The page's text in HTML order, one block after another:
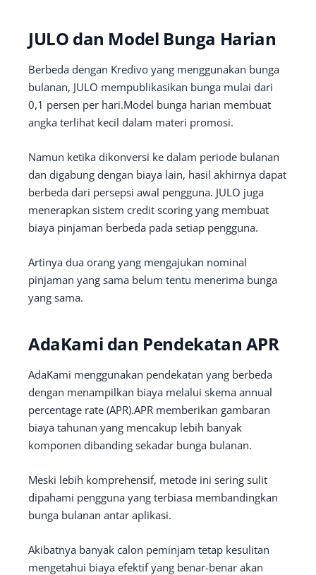
JULO dan Model Bunga Harian
Berbeda dengan Kredivo yang menggunakan bunga
bulanan, JULO mempublikasikan bunga mulai dari
0,1 persen per hari.Model bunga harian membuat
angka terlihat kecil dalam materi promosi.
Namun ketika dikonversi ke dalam periode bulanan
dan digabung dengan biaya lain, hasil akhirnya dapat
berbeda dari persepsi awal pengguna. JULO juga
menerapkan sistem credit scoring yang membuat
biaya pinjaman berbeda pada setiap pengguna.
Artinya dua orang yang mengajukan nominal
pinjaman yang sama belum tentu menerima bunga
yang sama.
AdaKami dan Pendekatan APR
AdaKami menggunakan pendekatan yang berbeda
dengan menampilkan biaya melalui skema annual
percentage rate (APR).APR memberikan gambaran
biaya tahunan yang mencakup lebih banyak
komponen dibanding sekadar bunga bulanan.
Meski lebih komprehensif, metode ini sering sulit
dipahami pengguna yang terbiasa membandingkan
bunga bulanan antar aplikasi.
Akibatnya banyak calon peminjam tetap kesulitan
mengetahui biaya efektif yang benar-benar akan